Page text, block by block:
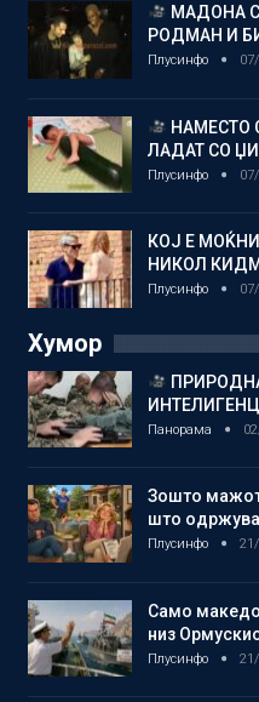
МАДОНА
РОДМАН И
Плусинфо
НАМЕСТО
ЛАДАТ СО
Плусинфо
КОЈ Е
НИКОЛ
Плусинфо
Хумор
Панорама
Зошто
што одржува
Плусинфо
Само
низ
Плусинфо